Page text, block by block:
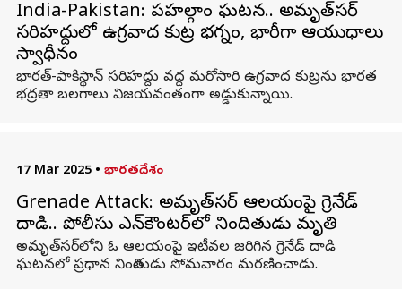
India-Pakistan: పహల్గాం ఘటన.. అమృత్‌సర్
సరిహద్దులో ఉగ్రవాద కుట్ర భగ్నం, భారీగా ఆయుధాలు
స్వాధీనం
భారత్‌-పాకిస్థాన్ సరిహద్దు వద్ద మరోసారి ఉగ్రవాద కుట్రను భారత
భద్రతా బలగాలు విజయవంతంగా అడ్డుకున్నాయి.
17 Mar 2025 • భారతదేశం
Grenade Attack: అమృత్‌సర్ ఆలయంపై గ్రెనేడ్
దాడి.. పోలీసు ఎన్‌కౌంటర్‌లో నిందితుడు మృతి
అమృత్‌సర్‌లోని ఓ ఆలయంపై ఇటీవల జరిగిన గ్రెనేడ్ దాడి
ఘటనలో ప్రధాన నిందితుడు సోమవారం మరణించాడు.